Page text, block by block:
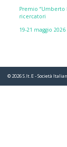
Premio “Umberto
ricercatori
19-21 maggio
© 2026S.It.E - Società